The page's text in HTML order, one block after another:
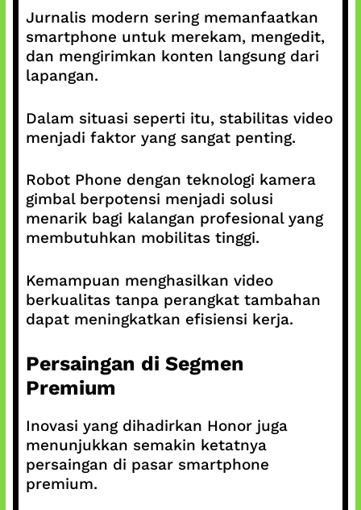
Jurnalis modern sering memanfaatkan
smartphone untuk merekam, mengedit,
dan mengirimkan konten langsung dari
lapangan.
Dalam situasi seperti itu, stabilitas video
menjadi faktor yang sangat penting.
Robot Phone dengan teknologi kamera
gimbal berpotensi menjadi solusi
menarik bagi kalangan profesional yang
membutuhkan mobilitas tinggi.
Kemampuan menghasilkan video
berkualitas tanpa perangkat tambahan
dapat meningkatkan efisiensi kerja.
Persaingan di Segmen
Premium
Inovasi yang dihadirkan Honor juga
menunjukkan semakin ketatnya
persaingan di pasar smartphone
premium.